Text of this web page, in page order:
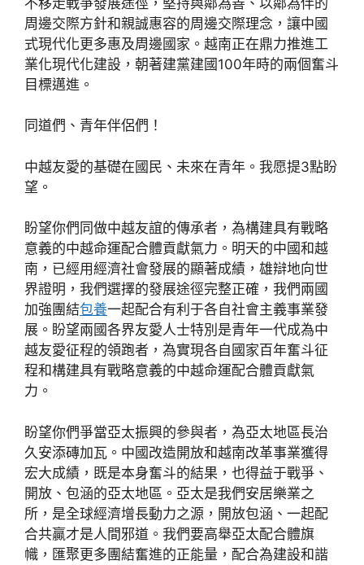
周邊交際方針和親誠惠容的周邊交際理念，讓中國
式現代化更多惠及周邊國家。越南正在鼎力推進工
業化現代化建設，朝著建黨建國100年時的兩個奮斗
目標邁進。
同道們、青年伴侶們！
中越友愛的基礎在國民、未來在青年。我愿提3點盼
望。
盼望你們同做中越友誼的傳承者，為構建具有戰略
意義的中越命運配合體貢獻氣力。明天的中國和越
南，已經用經濟社會發展的顯著成績，雄辯地向世
界證明，我們選擇的發展途徑完整正確，我們兩國
加強團結包養一起配合有利于各自社會主義事業發
展。盼望兩國各界友愛人士特別是青年一代成為中
越友愛征程的領跑者，為實現各自國家百年奮斗征
程和構建具有戰略意義的中越命運配合體貢獻氣
力。
盼望你們爭當亞太振興的參與者，為亞太地區長治
久安添磚加瓦。中國改造開放和越南改革事業獲得
宏大成績，既是本身奮斗的結果，也得益于戰爭、
開放、包涵的亞太地區。亞太是我們安居樂業之
所，是全球經濟增長動力之源，開放包涵、一起配
合共贏才是人間邪道。我們要高舉亞太配合體旗
幟，匯聚更多團結奮進的正能量，配合為建設和諧